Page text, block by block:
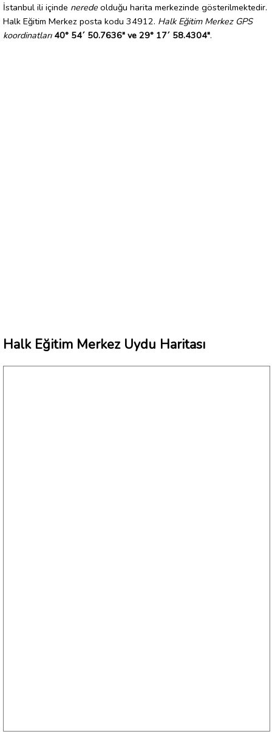
İstanbul ili içinde nerede olduğu harita merkezinde gösterilmektedir.
Halk Eğitim Merkez posta kodu 34912. Halk Eğitim Merkez GPS
koordinatları 40° 54´ 50.7636" ve 29° 17´ 58.4304".
Halk Eğitim Merkez Uydu Haritası